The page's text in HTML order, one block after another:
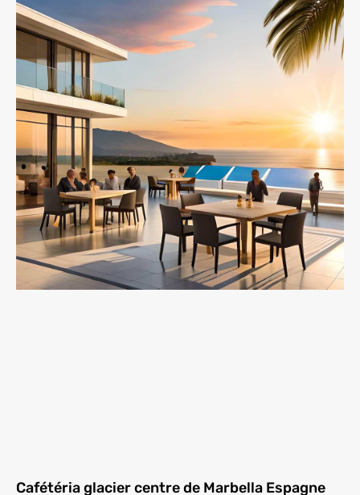
Cafétéria glacier centre de Marbella Espagne